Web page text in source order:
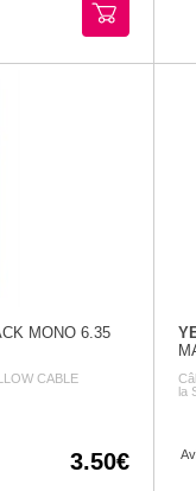
MONO 6.35
CABLE
3.50
la